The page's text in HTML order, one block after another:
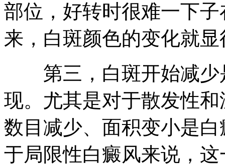
部位，好转时很难一下
来，白斑颜色的变化就
第三，白斑开始减少
现。尤其是对于散发性
数目减少、面积变小是
于局限性白癜风来说，